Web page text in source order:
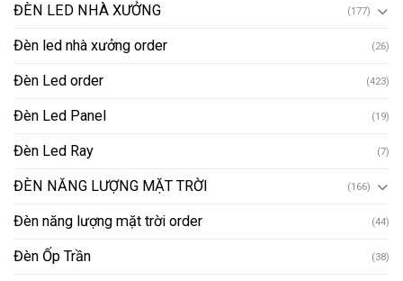
ĐÈN LED NHÀ XƯỞNG (177)
Đèn led nhà xưởng order (26)
Đèn Led order (423)
Đèn Led Panel (19)
Đèn Led Ray (7)
ĐÈN NĂNG LƯỢNG MẶT TRỜI (166)
Đèn năng lượng mặt trời order (44)
Đèn Ốp Trần (38)